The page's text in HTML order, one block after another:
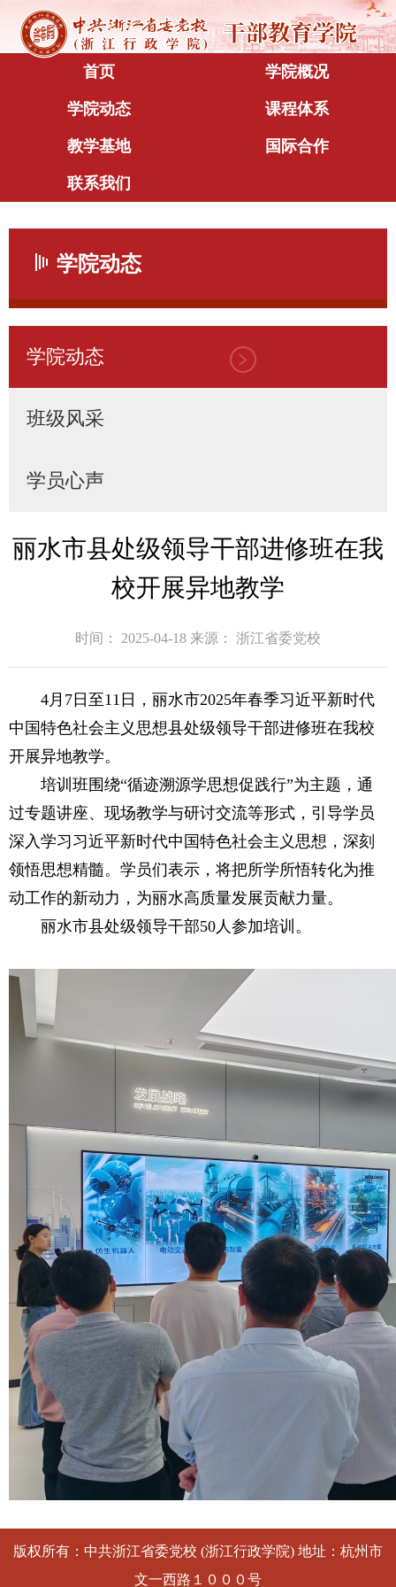
首页 学院概况
学院动态 课程体系
教学基地 国际合作
联系我们
学院动态
学院动态
班级风采
学员心声
丽水市县处级领导干部进修班在我
校开展异地教学
时间： 2025-04-18 来源： 浙江省委党校
4月7日至11日，丽水市2025年春季习近平新时代
中国特色社会主义思想县处级领导干部进修班在我校
开展异地教学。
培训班围绕“循迹溯源学思想促践行”为主题，通
过专题讲座、现场教学与研讨交流等形式，引导学员
深入学习习近平新时代中国特色社会主义思想，深刻
领悟思想精髓。学员们表示，将把所学所悟转化为推
动工作的新动力，为丽水高质量发展贡献力量。
丽水市县处级领导干部50人参加培训。
版权所有：中共浙江省委党校 (浙江行政学院) 地址：杭州市
文一西路１０００号